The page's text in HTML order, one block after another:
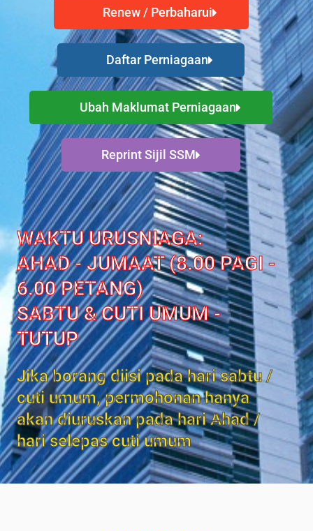
Renew / Perbaharui
Daftar Perniagaan
Ubah Maklumat Perniagaan
Reprint Sijil SSM
WAKTU URUSNIAGA:
AHAD - JUMAAT (8.00 PAGI -
6.00 PETANG)
SABTU & CUTI UMUM -
TUTUP
Jika borang diisi pada hari sabtu /
cuti umum, permohonan hanya
akan diuruskan pada hari Ahad /
hari selepas cuti umum